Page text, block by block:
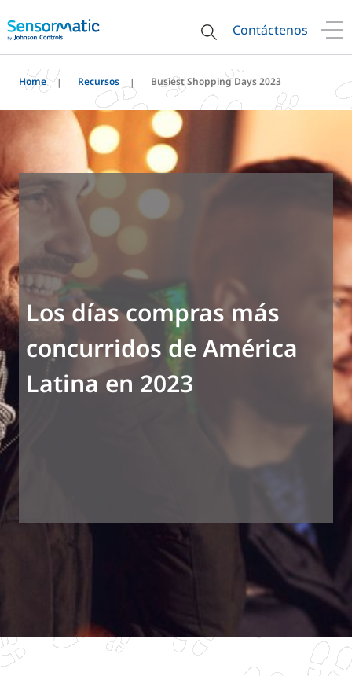
Contáctenos
Home Recursos Busiest Shopping Days 2023
Los días compras más
concurridos de América
Latina en 2023